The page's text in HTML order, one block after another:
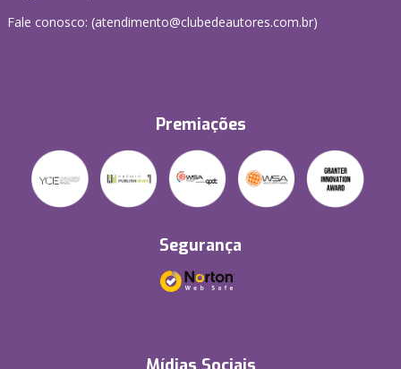
Fale conosco: (atendimento@clubedeautores.com.br)
Premiações
Segurança